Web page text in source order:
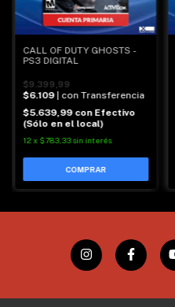
CALL OF DUTY GHOSTS -
PS3 DIGITAL
$9.399,99
$6.109 | con Transferencia
$5.639,99 con Efectivo
(Sólo en el local)
12 x $783,33 sin interés